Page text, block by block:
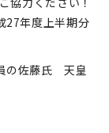
27年度上半期分
の佐藤氏 天皇